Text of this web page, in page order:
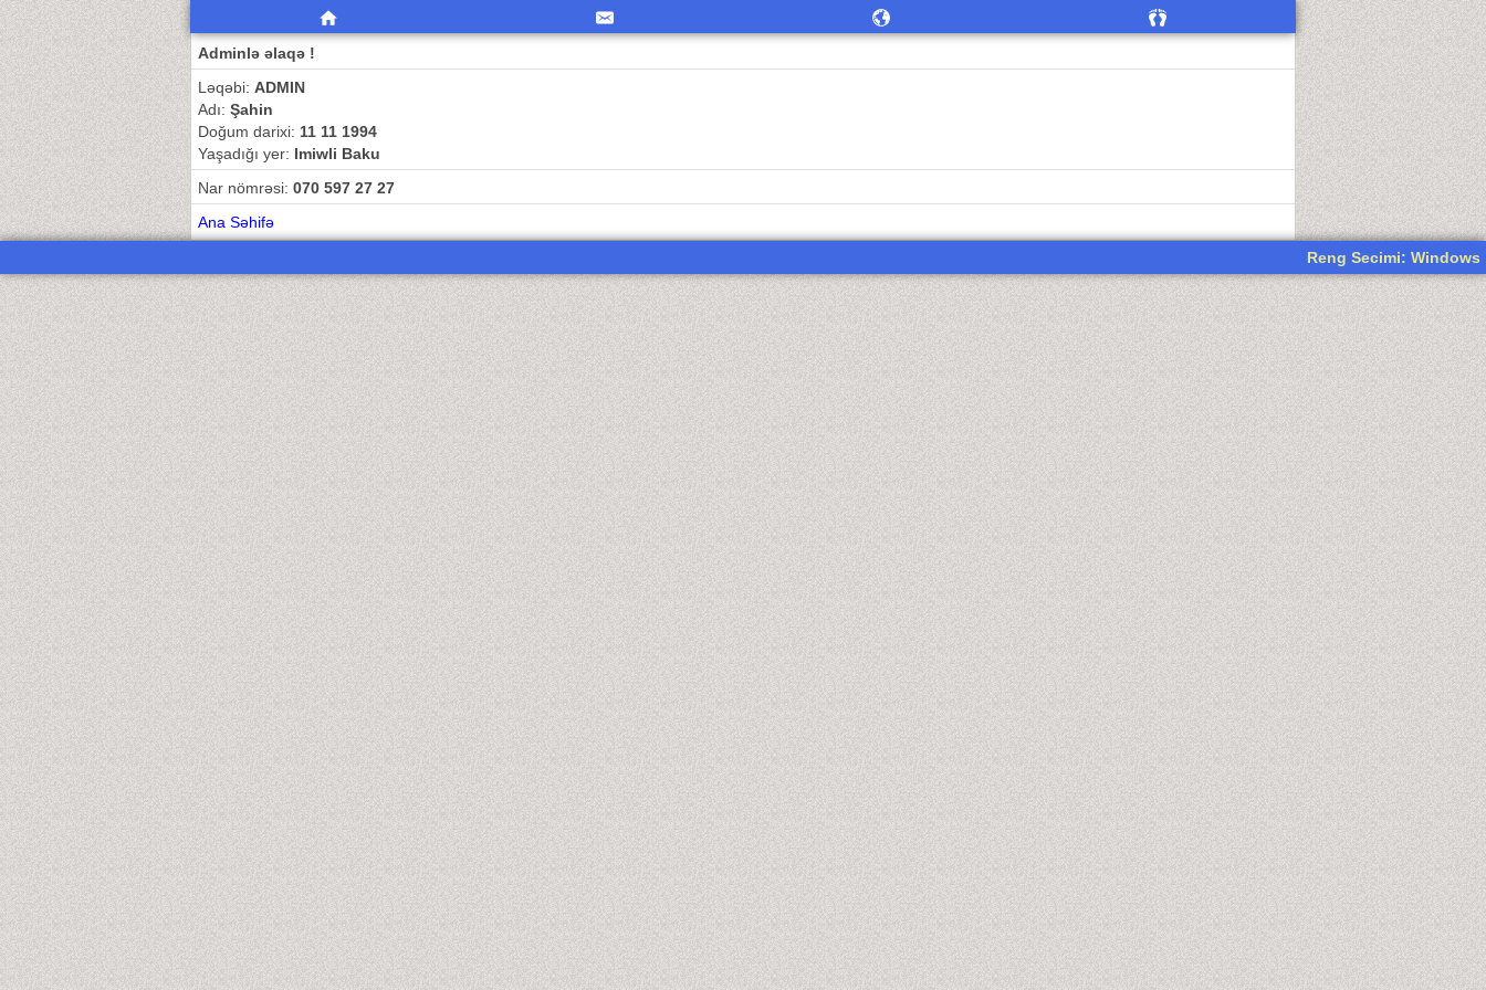
Adminlə əlaqə !
Ləqəbi: ADMIN
Adı: Şahin
Doğum darixi: 11 11 1994
Yaşadığı yer: Imiwli Baku
Nar nömrəsi: 070 597 27 27
Ana Səhifə
Reng Secimi: Windows